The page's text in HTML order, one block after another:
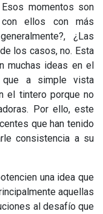
momentos son
con ellos con más
¿Las
los casos, no. Esta
muchas ideas en el
que a simple vista
el tintero porque no
Por ello, este
que han tenido
consistencia a su
una idea que
aquellas
al desafío que